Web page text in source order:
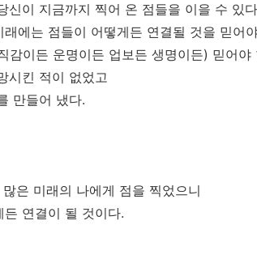
신이 지금까지 찍어 온 점들을 이을 수 있
래에는 점들이 어떻게든 연결될 것을 믿어
감이든 운명이든 업보든 생명이든) 믿어야
시킨 적이 없었고
만들어 냈다.
은 미래의 나에게 점을 찍었으니
연결이 될 것이다.